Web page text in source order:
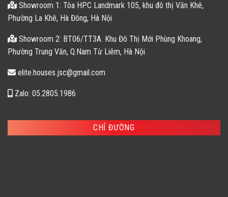
Showroom 1: Tòa HPC Landmark 105, khu đô thị Văn Khê,
Phường La Khê, Hà Đông, Hà Nội
Showroom 2: BT06/TT3A. Khu Đô Thị Mới Phùng Khoang,
Phường Trung Văn, Q.Nam Từ Liêm, Hà Nội
elite.houses.jsc@gmail.com
Zalo: 05.2805.1986
CHỈ ĐƯỜNG